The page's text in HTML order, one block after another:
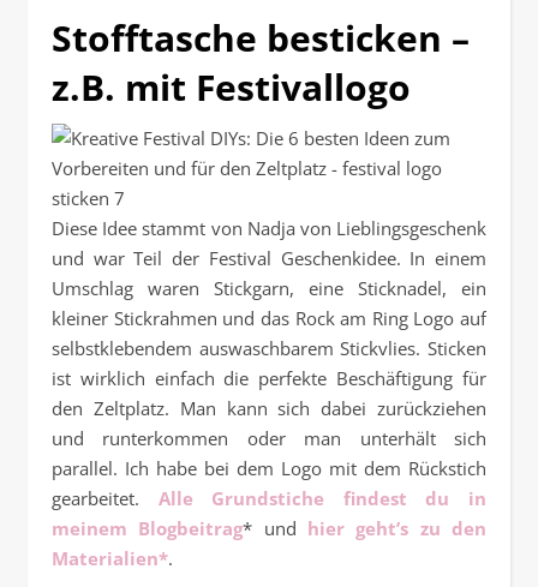
Stofftasche besticken –
z.B. mit Festivallogo
Diese Idee stammt von Nadja von Lieblingsgeschenk
und war Teil der Festival Geschenkidee. In einem
Umschlag waren Stickgarn, eine Sticknadel, ein
kleiner Stickrahmen und das Rock am Ring Logo auf
selbstklebendem auswaschbarem Stickvlies. Sticken
ist wirklich einfach die perfekte Beschäftigung für
den Zeltplatz. Man kann sich dabei zurückziehen
und runterkommen oder man unterhält sich
parallel. Ich habe bei dem Logo mit dem Rückstich
gearbeitet. Alle Grundstiche findest du in
meinem Blogbeitrag* und hier geht’s zu den
Materialien*.